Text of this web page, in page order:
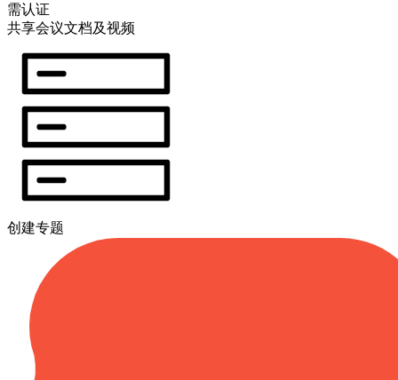
需认证
共享会议文档及视频
创建专题